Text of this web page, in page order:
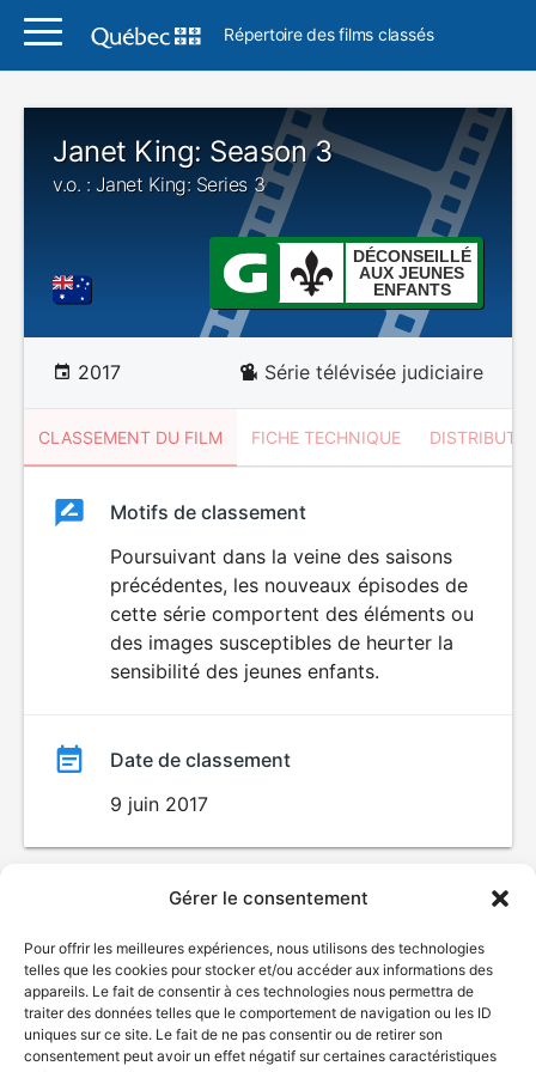
Gérer le consentement
Pour offrir les meilleures expériences, nous utilisons des technologies
telles que les cookies pour stocker et/ou accéder aux informations des
appareils. Le fait de consentir à ces technologies nous permettra de
traiter des données telles que le comportement de navigation ou les ID
uniques sur ce site. Le fait de ne pas consentir ou de retirer son
consentement peut avoir un effet négatif sur certaines caractéristiques
Répertoire des films classés
Janet King: Season 3
v.o. : Janet King: Series 3
DÉCONSEILLÉ
AUX JEUNES
ENFANTS
2017 Série télévisée judiciaire
CLASSEMENT DU FILM FICHE TECHNIQUE
ClassementClassement
DÉCONSEILLÉ
AUX JEUNES
ENFANTS
Motifs de classement
Poursuivant dans la veine des saisons
précédentes, les nouveaux épisodes de
cette série comportent des éléments ou
des images susceptibles de heurter la
sensibilité des jeunes enfants.
Date de classement
9 juin 2017